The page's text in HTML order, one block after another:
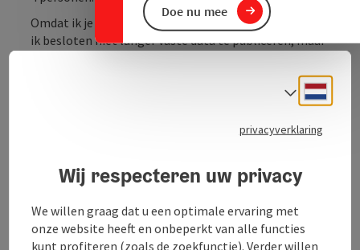
Doe nu mee
Omdat ik je de best mogelijke service wil bieden, heb
ik besloten niet langer vaste data te publiceren, maar
volgens jouw wensen. Dit geeft je de mogelijkheid om
bijgewoond door mensen die jij leuk vindt en die jou
zalf maken, zeep koken of wierook cursussen vanaf nu
geregeld volgens jouw wensen.
Zodra je met een groep
van minimaal vier personen bent, ...
Beschrijving volledig aangeven
privacyverklaring
Wij respecteren uw privacy
We willen graag dat u een optimale ervaring met
onze website heeft en onbeperkt van alle functies
kunt profiteren (zoals de zoekfunctie). Verder willen